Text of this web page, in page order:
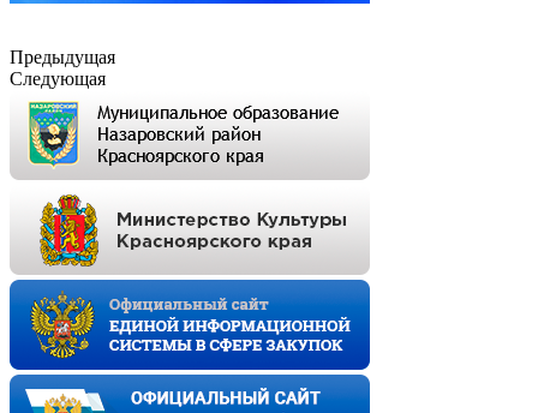
Предыдущая
Следующая